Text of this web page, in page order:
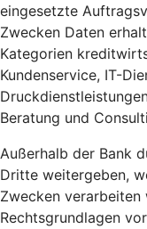
eingesetzte
Zwecken Daten
Kategorien
Kundenservice, IT-
Beratung und
Außerhalb der Bank
Dritte weitergeben,
Zwecken verarbeiten
Rechtsgrundlagen